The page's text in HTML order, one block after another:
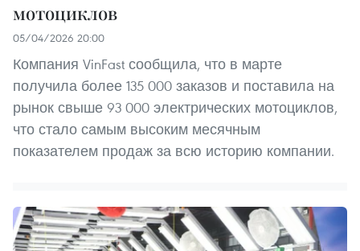
мотоциклов
05/04/2026 20:00
Компания VinFast сообщила, что в марте
получила более 135 000 заказов и поставила на
рынок свыше 93 000 электрических мотоциклов,
что стало самым высоким месячным
показателем продаж за всю историю компании.